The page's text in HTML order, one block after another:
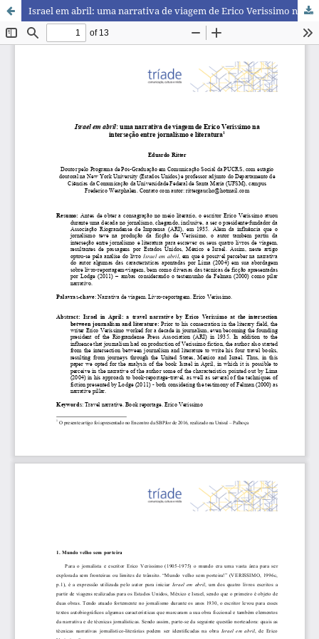
Israel em abril: uma narrativa de viagem de Erico Verissimo na interseção entre jornalismo e literatura